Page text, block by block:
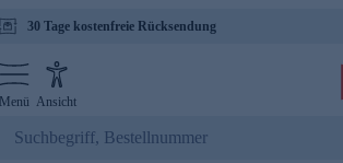
30 Tage kostenfreie Rücksendung
Menü Ansicht